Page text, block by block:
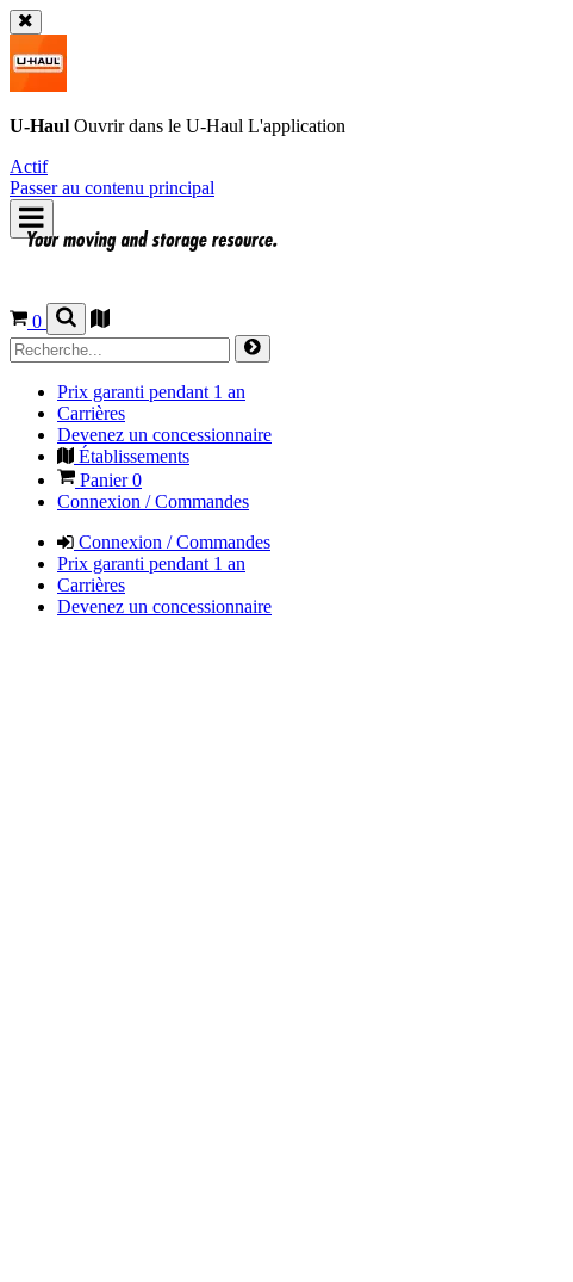
U-Haul Ouvrir dans le U-Haul L'application
Actif
Passer au contenu principal
0
Prix garanti pendant 1 an
Carrières
Devenez un concessionnaire
Établissements
Panier0
Connexion / Commandes
Connexion / Commandes
Prix garanti pendant 1 an
Carrières
Devenez un concessionnaire